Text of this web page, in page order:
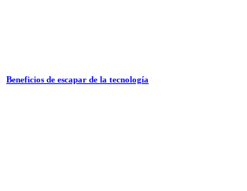
Beneficios de escapar de la tecnología